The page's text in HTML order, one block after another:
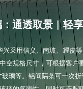
：通透取景 | 轻
兴采用信义、南玻、耀皮
空规格尺寸，可根据客户
玻璃等。铝间隔条可一次